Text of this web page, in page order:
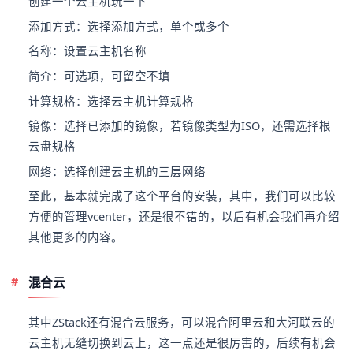
添加方式：选择添加方式，单个或多个
名称：设置云主机名称
简介：可选项，可留空不填
计算规格：选择云主机计算规格
镜像：选择已添加的镜像，若镜像类型为ISO，还需选择根
云盘规格
网络：选择创建云主机的三层网络
至此，基本就完成了这个平台的安装，其中，我们可以比较
方便的管理vcenter，还是很不错的，以后有机会我们再介绍
其他更多的内容。
混合云
其中ZStack还有混合云服务，可以混合阿里云和大河联云的
云主机无缝切换到云上，这一点还是很厉害的，后续有机会